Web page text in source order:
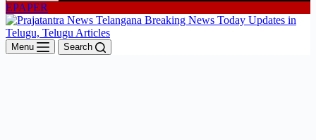
EPAPER
Menu Search